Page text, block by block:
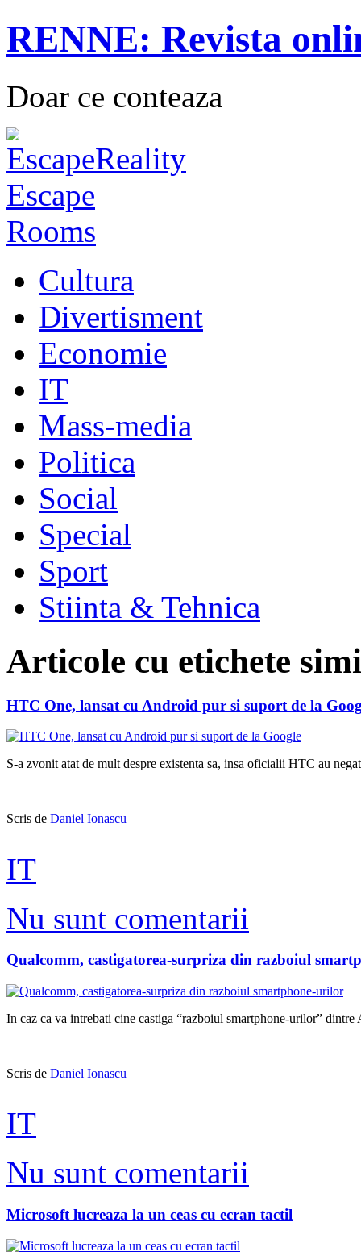
RENNE: Revista
Doar ce conteaza
Cultura
Divertisment
Economie
IT
Mass-media
Politica
Social
Special
Sport
Stiinta & Tehnica
Articole cu etichete
HTC One, lansat cu Android pur si suport de la
S-a zvonit atat de mult despre existenta sa, insa oficialii HTC au
Scris de Daniel Ionascu
IT
Nu sunt comentarii
Qualcomm, castigatorea-surpriza din razboiul
In caz ca va intrebati cine castiga “razboiul smartphone-urilor”
Scris de Daniel Ionascu
IT
Nu sunt comentarii
Microsoft lucreaza la un ceas cu ecran tactil